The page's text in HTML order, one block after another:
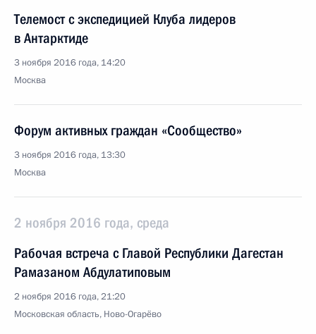
Телемост с экспедицией Клуба лидеров
в Антарктиде
3 ноября 2016 года, 14:20
Москва
Форум активных граждан «Сообщество»
3 ноября 2016 года, 13:30
Москва
2 ноября 2016 года, среда
Рабочая встреча с Главой Республики Дагестан
Рамазаном Абдулатиповым
2 ноября 2016 года, 21:20
Московская область, Ново-Огарёво